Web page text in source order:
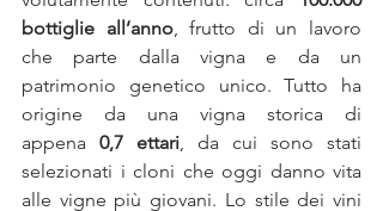
bottiglie all’anno, frutto di un lavoro
che parte dalla vigna e da un
patrimonio genetico unico. Tutto ha
origine da una vigna storica di
appena 0,7 ettari , da cui sono stati
selezionati i cloni che oggi danno vita
alle vigne più giovani. Lo stile dei vini